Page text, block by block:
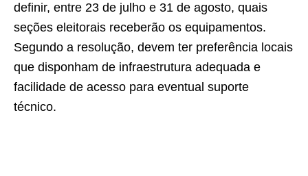
definir, entre 23 de julho e 31 de agosto, quais
seções eleitorais receberão os equipamentos.
Segundo a resolução, devem ter preferência locais
que disponham de infraestrutura adequada e
facilidade de acesso para eventual suporte
técnico.